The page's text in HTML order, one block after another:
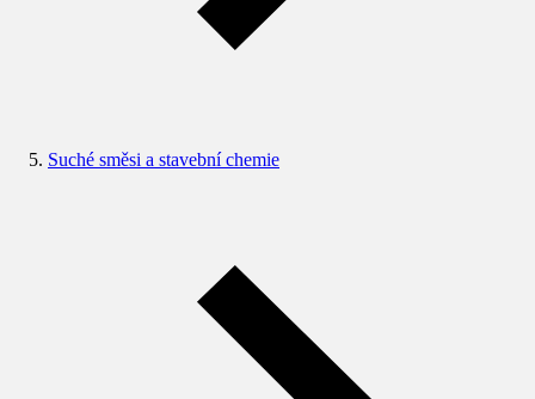
Suché směsi a stavební chemie